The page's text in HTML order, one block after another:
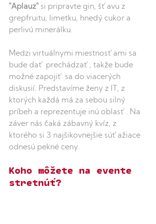
"Aplauz" si pripravte gin, šťavu z
grepfruitu, limetku, hnedý cukor a
perlivú minerálku.
Medzi virtuálnymi miestnosťami sa
bude dať prechádzať, takže bude
možné zapojiť sa do viacerých
diskusií. Predstavíme ženy z IT, z
ktorých každá má za sebou silný
príbeh a reprezentuje inú oblasť. Na
záver nás čaká zábavný kvíz, z
ktorého si 3 najšikovnejšie súťažiace
odnesú pekné ceny.
Koho môžete na evente
stretnúť?